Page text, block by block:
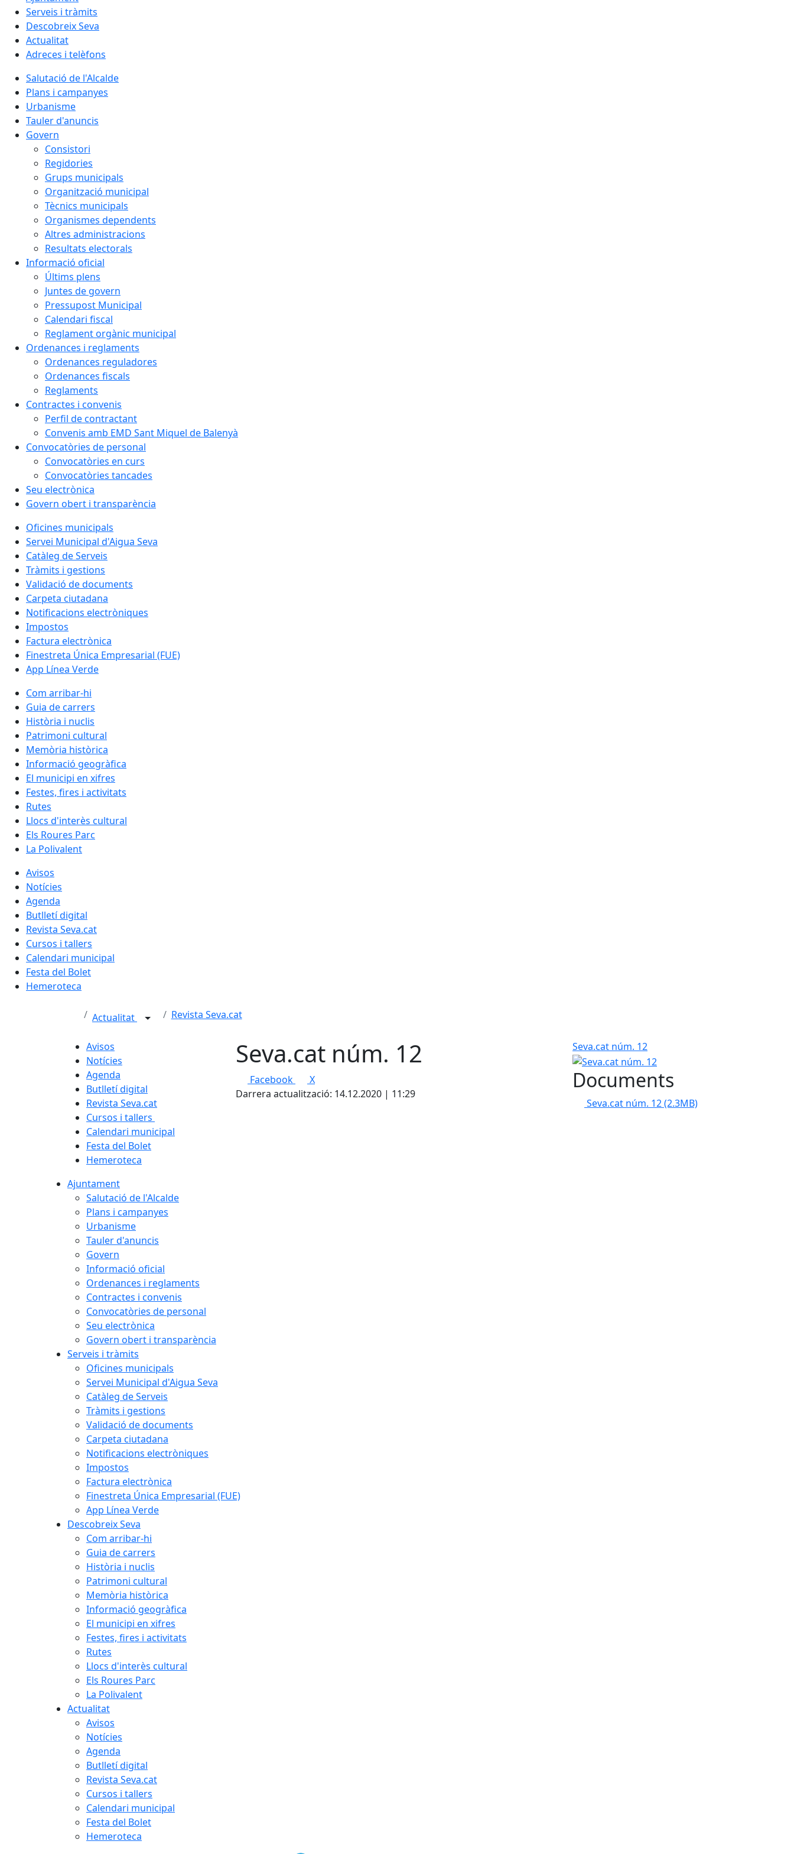
Serveis i tràmits
Descobreix Seva
Actualitat
Adreces i telèfons
Salutació de l'Alcalde
Plans i campanyes
Urbanisme
Tauler d'anuncis
Govern
Consistori
Regidories
Grups municipals
Organització municipal
Tècnics municipals
Organismes dependents
Altres administracions
Resultats electorals
Informació oficial
Últims plens
Juntes de govern
Pressupost Municipal
Calendari fiscal
Reglament orgànic municipal
Ordenances i reglaments
Ordenances reguladores
Ordenances fiscals
Reglaments
Contractes i convenis
Perfil de contractant
Convenis amb EMD Sant Miquel de Balenyà
Convocatòries de personal
Convocatòries en curs
Convocatòries tancades
Seu electrònica
Govern obert i transparència
Oficines municipals
Servei Municipal d'Aigua Seva
Catàleg de Serveis
Tràmits i gestions
Validació de documents
Carpeta ciutadana
Notificacions electròniques
Impostos
Factura electrònica
Finestreta Única Empresarial (FUE)
App Línea Verde
Com arribar-hi
Guia de carrers
Història i nuclis
Patrimoni cultural
Memòria històrica
Informació geogràfica
El municipi en xifres
Festes, fires i activitats
Rutes
Llocs d'interès cultural
Els Roures Parc
La Polivalent
Avisos
Notícies
Agenda
Butlletí digital
Revista Seva.cat
Cursos i tallers
Calendari municipal
Festa del Bolet
Hemeroteca
Actualitat Revista Seva.cat
Avisos
Notícies
Agenda
Butlletí digital
Revista Seva.cat
Cursos i tallers
Calendari municipal
Festa del Bolet
Hemeroteca
Seva.cat núm. 12
Facebook
X
Darrera actualització: 14.12.2020 | 11:29
Seva.cat núm. 12
Documents
Seva.cat núm. 12(2.3MB)
Ajuntament
Salutació de l'Alcalde
Plans i campanyes
Urbanisme
Tauler d'anuncis
Govern
Informació oficial
Ordenances i reglaments
Contractes i convenis
Convocatòries de personal
Seu electrònica
Govern obert i transparència
Serveis i tràmits
Oficines municipals
Servei Municipal d'Aigua Seva
Catàleg de Serveis
Tràmits i gestions
Validació de documents
Carpeta ciutadana
Notificacions electròniques
Impostos
Factura electrònica
Finestreta Única Empresarial (FUE)
App Línea Verde
Descobreix Seva
Com arribar-hi
Guia de carrers
Història i nuclis
Patrimoni cultural
Memòria històrica
Informació geogràfica
El municipi en xifres
Festes, fires i activitats
Rutes
Llocs d'interès cultural
Els Roures Parc
La Polivalent
Actualitat
Avisos
Notícies
Agenda
Butlletí digital
Revista Seva.cat
Cursos i tallers
Calendari municipal
Festa del Bolet
Hemeroteca